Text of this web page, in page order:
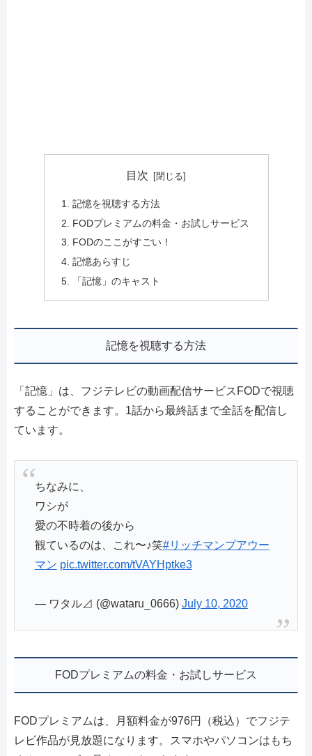
目次
記憶を視聴する方法
FODプレミアムの料金・お試しサービス
FODのここがすごい！
記憶あらすじ
「記憶」のキャスト
記憶を視聴する方法
「記憶」は、フジテレビの動画配信サービスFODで視聴
することができます。1話から最終話まで全話を配信し
ています。
ちなみに、
ワシが
愛の不時着の後から
観ているのは、これ〜♪笑#リッチマンプアウー
マン pic.twitter.com/tVAYHptke3
— ワタル⊿ (@wataru_0666) July 10, 2020
FODプレミアムの料金・お試しサービス
FODプレミアムは、月額料金が976円（税込）でフジテ
レビ作品が見放題になります。スマホやパソコンはもち